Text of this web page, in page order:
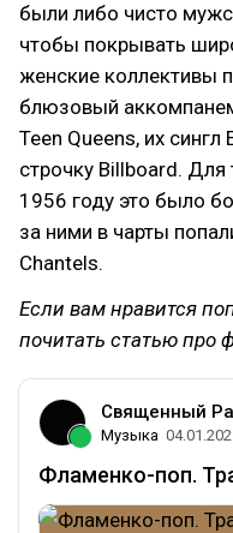
были либо чисто
чтобы покрывать
женские коллективы
блюзовый
Teen Queens, их
строчку Billboard.
1956 году это было
за ними в чарты
Chantels.
Если вам нравится
почитать статью про
Священный
Музыка
Фламенко-поп.